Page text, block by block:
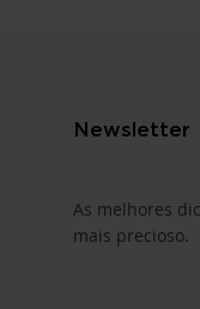
Newsletter
As melhores
mais precioso.